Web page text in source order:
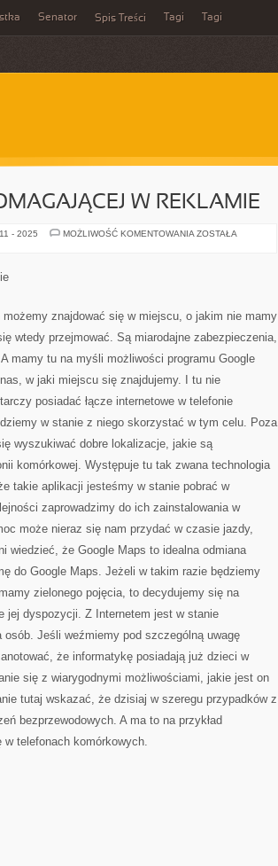
Senator Spis Treści Tagi Tagi
W REKLAMIE
- 2025 MOŻLIWOŚĆ KOMENTOWANIA ZADANIE
ZOSTAŁA
znajdować się w miejscu, o jakim nie mamy
wtedy przejmować. Są miarodajne zabezpieczenia,
mamy tu na myśli możliwości programu Google
w jaki miejscu się znajdujemy. I tu nie
posiadać łącze internetowe w telefonie
w stanie z niego skorzystać w tym celu. Poza
wyszukiwać dobre lokalizacje, jakie są
komórkowej. Występuje tu tak zwana technologia
takie aplikacji jesteśmy w stanie pobrać w
zaprowadzimy do ich zainstalowania w
może nieraz się nam przydać w czasie jazdy,
wiedzieć, że Google Maps to idealna odmiana
do Google Maps. Jeżeli w takim razie będziemy
zielonego pojęcia, to decydujemy się na
jej dyspozycji. Z Internetem jest w stanie
Jeśli weźmiemy pod szczególną uwagę
że informatykę posiadają już dzieci w
się z wiarygodnymi możliwościami, jakie jest on
tutaj wskazać, że dzisiaj w szeregu przypadków z
bezprzewodowych. A ma to na przykład
w telefonach komórkowych.